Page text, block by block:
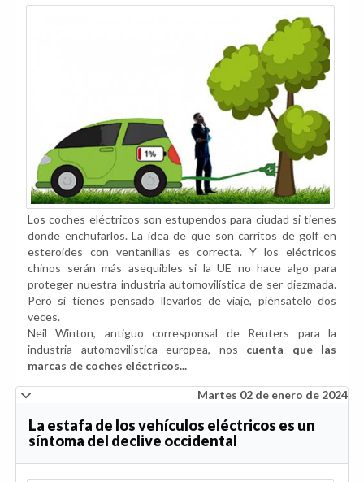
Los coches eléctricos son estupendos para ciudad si tienes
donde enchufarlos. La idea de que son carritos de golf en
esteroides con ventanillas es correcta. Y los eléctricos
chinos serán más asequibles si la UE no hace algo para
proteger nuestra industria automovilística de ser diezmada.
Pero si tienes pensado llevarlos de viaje, piénsatelo dos
veces.
Neil Winton, antiguo corresponsal de Reuters para la
industria automovilística europea, nos cuenta que las
marcas de coches eléctricos...
Martes 02 de enero de 2024
La estafa de los vehículos eléctricos es un
síntoma del declive occidental